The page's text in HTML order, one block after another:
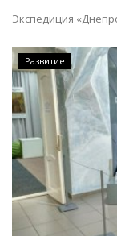
Экспедиция
Развитие